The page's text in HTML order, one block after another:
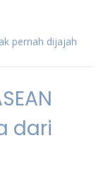
pernah dijajah
dari